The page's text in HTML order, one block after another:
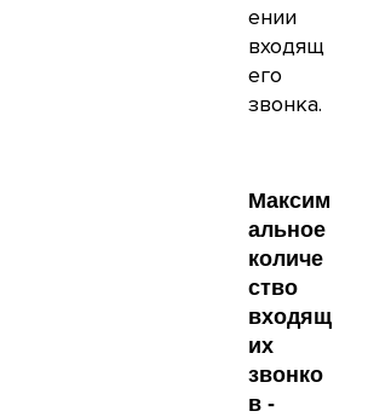
ении
входящ
его
звонка.
Максим
альное
количе
ство
входящ
их
звонко
в -